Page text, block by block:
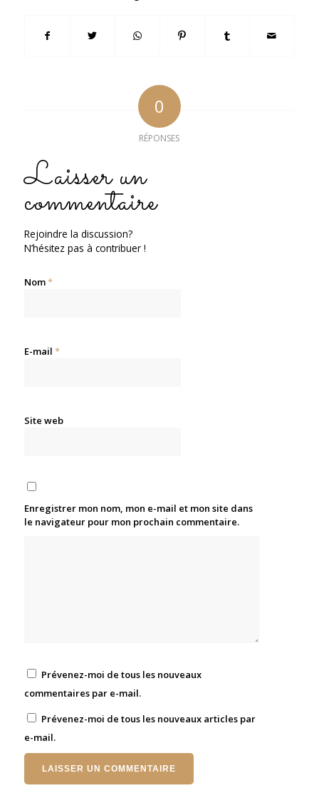
0
RÉPONSES
Laisser un
commentaire
Rejoindre la discussion?
N’hésitez pas à contribuer !
Nom*
E-mail *
Site web
Enregistrer mon nom, mon e-mail et mon site dans
le navigateur pour mon prochain commentaire.
Prévenez-moi de tous les nouveaux
commentaires par e-mail.
Prévenez-moi de tous les nouveaux articles par
e-mail.